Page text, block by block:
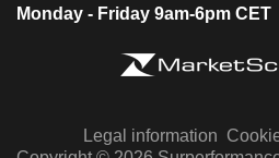
Monday - Friday 9am-6pm CET
Legal information